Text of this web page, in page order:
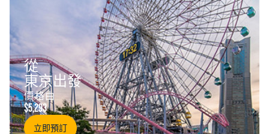
從
東京出發
價格由
$5,293
立即預訂